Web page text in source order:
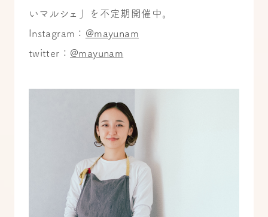
いマルシェ」を不定期開催中。
Instagram： @mayunam
twitter： @mayunam